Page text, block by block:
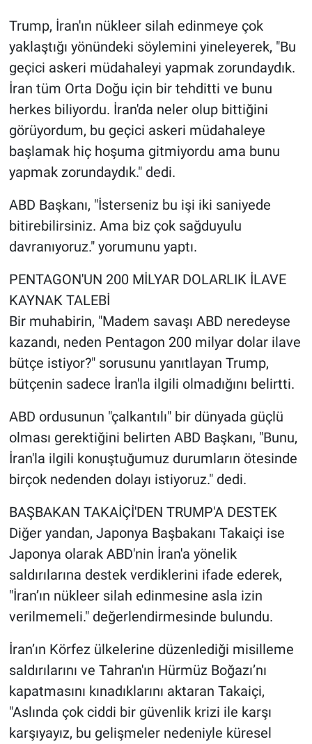
Trump, İran'ın nükleer silah edinmeye çok
yaklaştığı yönündeki söylemini yineleyerek, "Bu
geçici askeri müdahaleyi yapmak zorundaydık.
İran tüm Orta Doğu için bir tehditti ve bunu
herkes biliyordu. İran'da neler olup bittiğini
görüyordum, bu geçici askeri müdahaleye
başlamak hiç hoşuma gitmiyordu ama bunu
yapmak zorundaydık." dedi.
ABD Başkanı, "İsterseniz bu işi iki saniyede
bitirebilirsiniz. Ama biz çok sağduyulu
davranıyoruz." yorumunu yaptı.
PENTAGON'UN 200 MİLYAR DOLARLIK İLAVE
KAYNAK TALEBİ
Bir muhabirin, "Madem savaşı ABD neredeyse
kazandı, neden Pentagon 200 milyar dolar ilave
bütçe istiyor?" sorusunu yanıtlayan Trump,
bütçenin sadece İran'la ilgili olmadığını belirtti.
ABD ordusunun "çalkantılı" bir dünyada güçlü
olması gerektiğini belirten ABD Başkanı, "Bunu,
İran'la ilgili konuştuğumuz durumların ötesinde
birçok nedenden dolayı istiyoruz." dedi.
BAŞBAKAN TAKAİÇİ'DEN TRUMP'A DESTEK
Diğer yandan, Japonya Başbakanı Takaiçi ise
Japonya olarak ABD'nin İran'a yönelik
saldırılarına destek verdiklerini ifade ederek,
"İran’ın nükleer silah edinmesine asla izin
verilmemeli." değerlendirmesinde bulundu.
İran’ın Körfez ülkelerine düzenlediği misilleme
saldırılarını ve Tahran'ın Hürmüz Boğazı’nı
kapatmasını kınadıklarını aktaran Takaiçi,
"Aslında çok ciddi bir güvenlik krizi ile karşı
karşıyayız, bu gelişmeler nedeniyle küresel